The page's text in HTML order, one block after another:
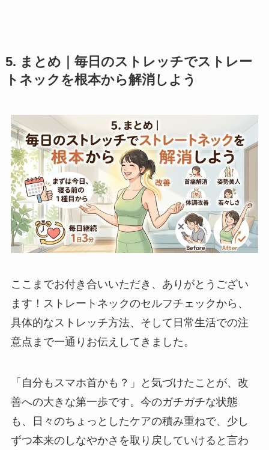
5. まとめ｜毎日のストレッチでストレー
トネックを根本から解消しよう
ここまでお付き合いいただき、ありがとうござい
ます！ストレートネックのセルフチェックから、
具体的なストレッチ方法、そして日常生活での注
意点まで一通りお伝えしてきました。
「自分もスマホ首かも？」と気づけたことが、改
善への大きな第一歩です。今のガチガチな状態
も、日々のちょっとしたケアの積み重ねで、少し
ずつ本来のしなやかさを取り戻していけると言わ